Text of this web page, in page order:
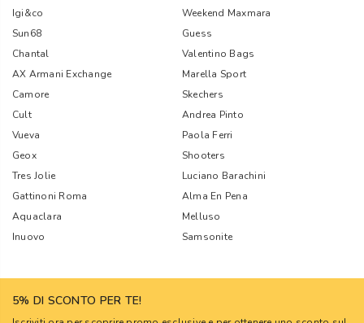
Igi&co
Weekend Maxmara
Sun68
Guess
Chantal
Valentino Bags
AX Armani Exchange
Marella Sport
Camore
Skechers
Cult
Andrea Pinto
Vueva
Paola Ferri
Geox
Shooters
Tres Jolie
Luciano Barachini
Gattinoni Roma
Alma En Pena
Aquaclara
Melluso
Inuovo
Samsonite
5% DI SCONTO PER TE!